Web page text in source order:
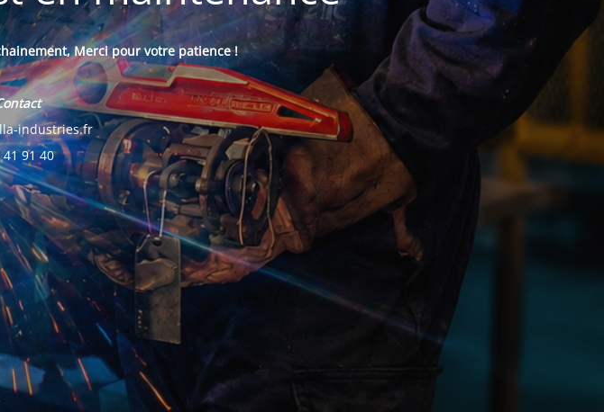
Merci pour votre patience !
industries.fr
91 40